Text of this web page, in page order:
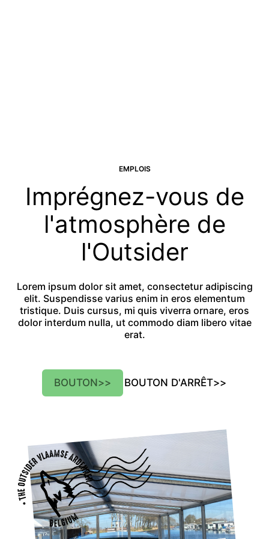
EMPLOIS
Imprégnez-vous de
l'atmosphère de
l'Outsider
Lorem ipsum dolor sit amet, consectetur adipiscing
elit. Suspendisse varius enim in eros elementum
tristique. Duis cursus, mi quis viverra ornare, eros
dolor interdum nulla, ut commodo diam libero vitae
erat.
BOUTON>> BOUTON D'ARRÊT>>